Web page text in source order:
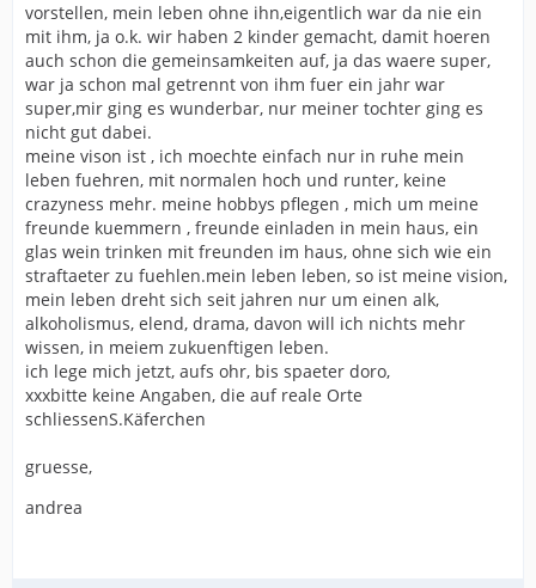
vorstellen, mein leben ohne ihn,eigentlich war da nie ein
mit ihm, ja o.k. wir haben 2 kinder gemacht, damit hoeren
auch schon die gemeinsamkeiten auf, ja das waere super,
war ja schon mal getrennt von ihm fuer ein jahr war
super,mir ging es wunderbar, nur meiner tochter ging es
nicht gut dabei.
meine vison ist , ich moechte einfach nur in ruhe mein
leben fuehren, mit normalen hoch und runter, keine
crazyness mehr. meine hobbys pflegen , mich um meine
freunde kuemmern , freunde einladen in mein haus, ein
glas wein trinken mit freunden im haus, ohne sich wie ein
straftaeter zu fuehlen.mein leben leben, so ist meine vision,
mein leben dreht sich seit jahren nur um einen alk,
alkoholismus, elend, drama, davon will ich nichts mehr
wissen, in meiem zukuenftigen leben.
ich lege mich jetzt, aufs ohr, bis spaeter doro,
xxxbitte keine Angaben, die auf reale Orte
schliessenS.Käferchen
gruesse,
andrea